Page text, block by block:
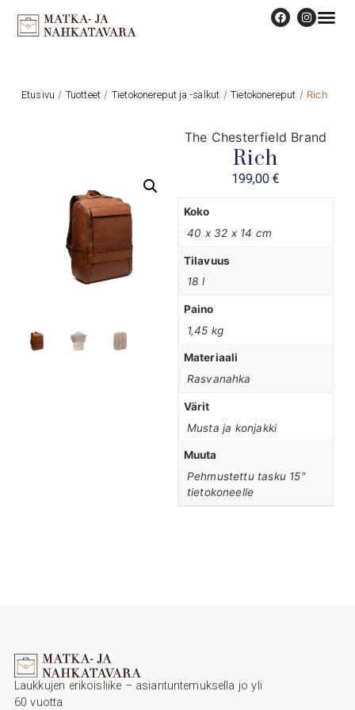
Etusivu / Tuotteet / Tietokonereput ja -salkut /Tietokonereput / Rich
The Chesterfield Brand
Rich
199,00€
Koko
40 x 32 x 14 cm
Tilavuus
18 l
Paino
1,45 kg
Materiaali
Rasvanahka
Värit
Musta ja konjakki
Muuta
Pehmustettu tasku 15"
tietokoneelle
Laukkujen erikoisliike – asiantuntemuksella jo yli
60 vuotta